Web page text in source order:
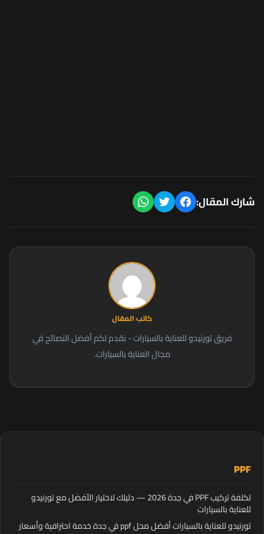
PPF
تكلفة تركيب PPF في جدة 2026 — دليلك لاختيار الأفضل مع تورنيدو
للعناية بالسيارات
تورنيدو للعناية بالسيارات أفضل محل ppf في جدة خدمة احترافية وأسعار
شارك المقال:
كاتب المقال
فريق تورنيدو للعناية بالسيارات - نقدم لكم أفضل النصائح في
مجال العناية بالسيارات.